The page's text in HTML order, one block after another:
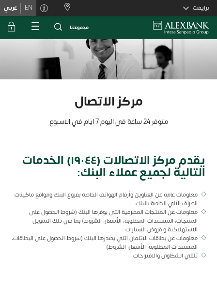
Skiplinks
برايفت EN عربي
ﻣﺟﻣوﻋﺗﻧﺎ
مركز الاتصال
متوفر 24 ساعة في اليوم 7 ايام في الاسبوع
يقدم مركز الاتصالات (١٩٠٤٤) الخدمات
التالية لجميع عملاء البنك:
معلومات عامة عن العناوين وأرقام الهواتف الخاصة بفروع البنك ومواقع ماكينات
الصراف الآلي الخاصة بالبنك
معلومات عن المنتجات المصرفية التي يوفرها البنك (شروط الحصول على
المنتجات، المستندات المطلوبة، الأسعار، الشروط) بما في ذلك التمويل
الاستهلاكية و قروض السيارات
معلومات عن بطاقات الائتمان التي يصدرها البنك (شروط الحصول على البطاقات،
المستندات المطلوبة، الأسعار، الشروط)
تلقي الشكاوى والاقتراحات